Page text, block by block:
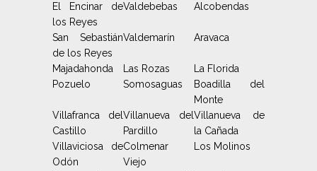
El Encinar de
los Reyes
Valdebebas Alcobendas
San Sebastián
de los Reyes
Valdemarín Aravaca
Majadahonda Las Rozas
La Florida
Pozuelo
Somosaguas
Boadilla del
Monte
Villafranca del
Castillo
Villanueva del
Pardillo
Villanueva de
la Cañada
Villaviciosa de
Odón
Colmenar
Viejo
Los Molinos